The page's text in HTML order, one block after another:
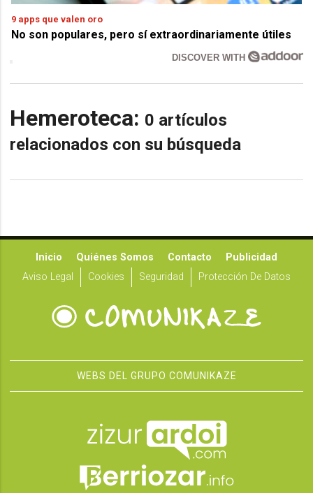
9 apps que valen oro
No son populares, pero sí extraordinariamente útiles
DISCOVER WITH
Hemeroteca: 0 artículos
relacionados con su búsqueda
Inicio Quiénes Somos Contacto
Publicidad
Aviso Legal
Cookies Seguridad Protección De Datos
WEBS DEL GRUPO COMUNIKAZE